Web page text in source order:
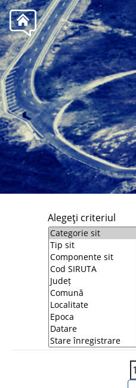
Alegeţi criteriul